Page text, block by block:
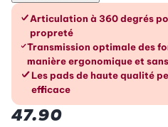
Les avantages
Articulation à 360 degrés
propreté
Transmission optimale des
manière ergonomique et
Les pads de haute qualité
efficace
47.90